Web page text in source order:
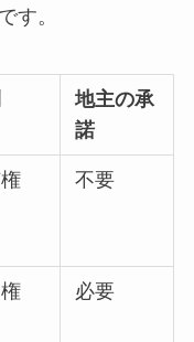
す。
地主の承
諾
不要
必要